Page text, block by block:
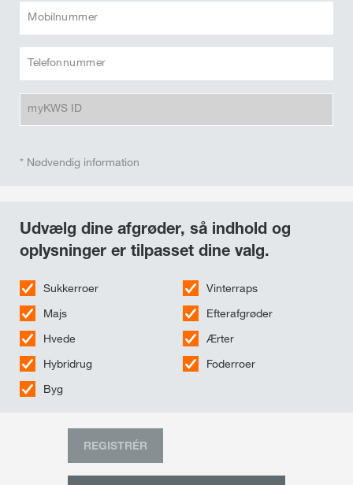
Mobilnummer
Telefonnummer
myKWS ID
* Nødvendig information
Udvælg dine afgrøder, så indhold og
oplysninger er tilpasset dine valg.
Sukkerroer
Majs
Hvede
Hybridrug
Byg
Vinterraps
Efterafgrøder
Ærter
Foderroer
REGISTRÉR